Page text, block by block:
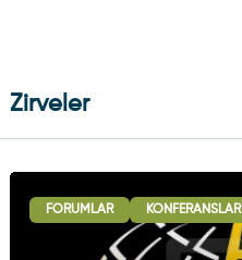
Zirveler
FORUMLAR KONFERANSLAR